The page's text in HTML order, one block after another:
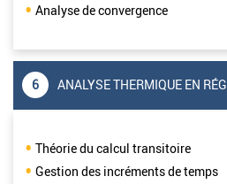
Analyse de convergence
6 ANALYSE THERMIQUE EN
Théorie du calcul transitoire
Gestion des incréments de temps